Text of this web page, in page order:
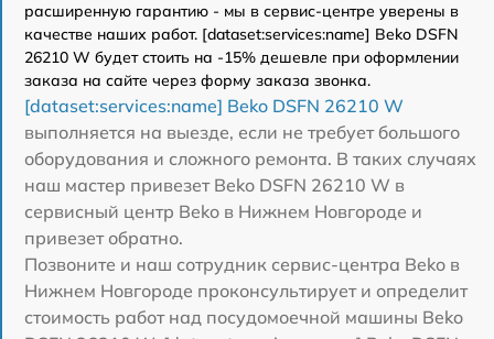
расширенную гарантию - мы в сервис-центре уверены в
качестве наших работ. [dataset:services:name] Beko DSFN
26210 W будет стоить на -15% дешевле при оформлении
заказа на сайте через форму заказа звонка.
[dataset:services:name] Beko DSFN 26210 W
выполняется на выезде, если не требует большого
оборудования и сложного ремонта. В таких случаях
наш мастер привезет Beko DSFN 26210 W в
сервисный центр Beko в Нижнем Новгороде и
привезет обратно.
Позвоните и наш сотрудник сервис-центра Beko в
Нижнем Новгороде проконсультирует и определит
стоимость работ над посудомоечной машины Beko